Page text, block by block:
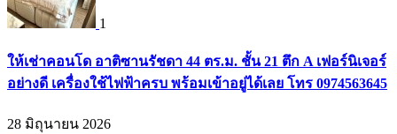
1
ให้เช่าคอนโด อาติซานรัชดา 44 ตร.ม. ชั้น 21 ตึก A เฟอร์นิเจอร์
อย่างดี เครื่องใช้ไฟฟ้าครบ พร้อมเข้าอยู่ได้เลย โทร 0974563645
28 มิถุนายน 2026